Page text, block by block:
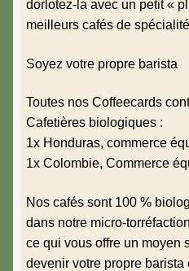
dorlotez-la avec un petit «
meilleurs cafés de
Soyez votre propre barista
Toutes nos Coffeecards
Cafetières biologiques :
1x Honduras, commerce
1x Colombie, Commerce
Nos cafés sont 100 %
dans notre micro-
ce qui vous offre un moyen
devenir votre propre